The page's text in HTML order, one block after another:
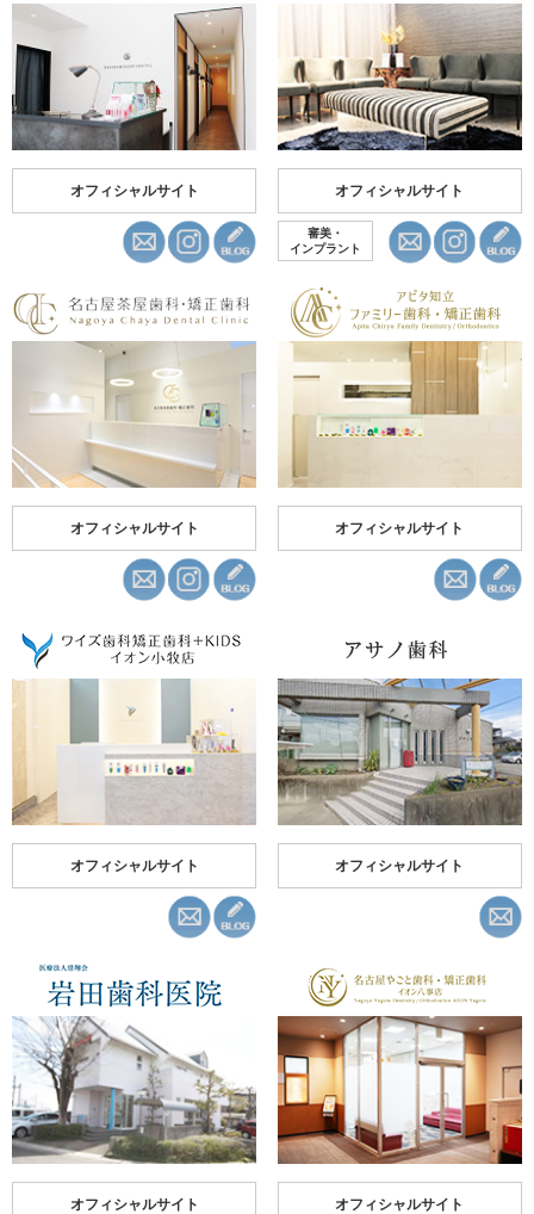
オフィシャルサイト オフィシャルサイト
審美・
インプラント
オフィシャルサイト オフィシャルサイト
オフィシャルサイト オフィシャルサイト
オフィシャルサイト オフィシャルサイト